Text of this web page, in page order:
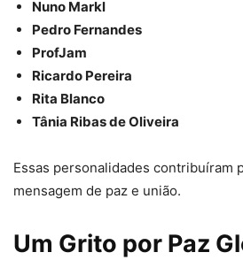
Nuno Markl
Pedro Fernandes
ProfJam
Ricardo Pereira
Rita Blanco
Tânia Ribas de Oliveira
Essas personalidades contribuíram
mensagem de paz e união.
Um Grito por Paz